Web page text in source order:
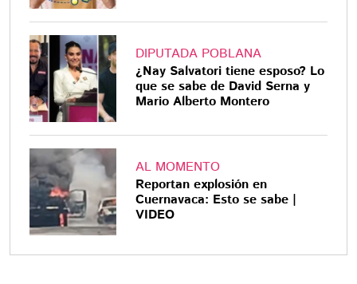
DIPUTADA POBLANA
¿Nay Salvatori tiene esposo? Lo
que se sabe de David Serna y
Mario Alberto Montero
AL MOMENTO
Reportan explosión en
Cuernavaca: Esto se sabe |
VIDEO